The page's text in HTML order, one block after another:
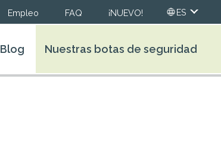
Empleo FAQ ¡NUEVO! ES
Blog Nuestras botas de seguridad